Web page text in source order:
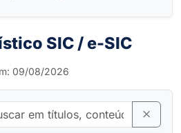
SIC / e-SIC
09/08/2026